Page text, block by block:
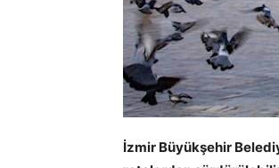
İzmir Büyükşehir